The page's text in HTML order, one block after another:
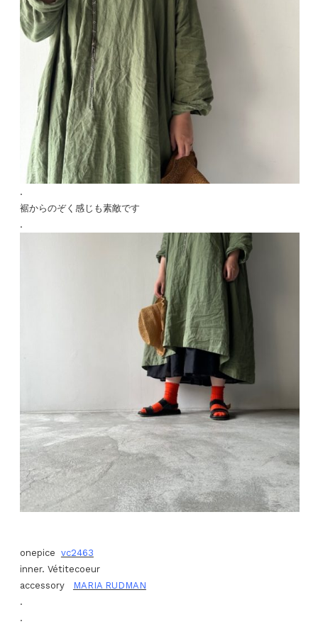
.
裾からのぞく感じも素敵です
.
onepice vc2463
inner. Vétitecoeur
accessory
MARIA RUDMAN
.
.